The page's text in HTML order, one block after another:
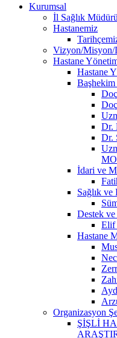
Kurumsal
İl Sağlık
Hastanemiz
Vizyon/Misyon/
Hastane
Hastane
Başhekim
Dr.
Dr.
İdari ve
Sağlık
Destek
Elif
Hastane
Organizasyon
ŞİŞLİ